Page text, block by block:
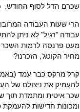
שכרם הדל לסוף החודש.
הרי שעות העבודה
עבודה "רגיל" לא ניתן
מעט פרנסה לרמות השכר
מחיר הקוטג', הזכרנו?
להעמיק את ניצולם של
שכר איטית ומתמדת תוך
ומכונות חדישות